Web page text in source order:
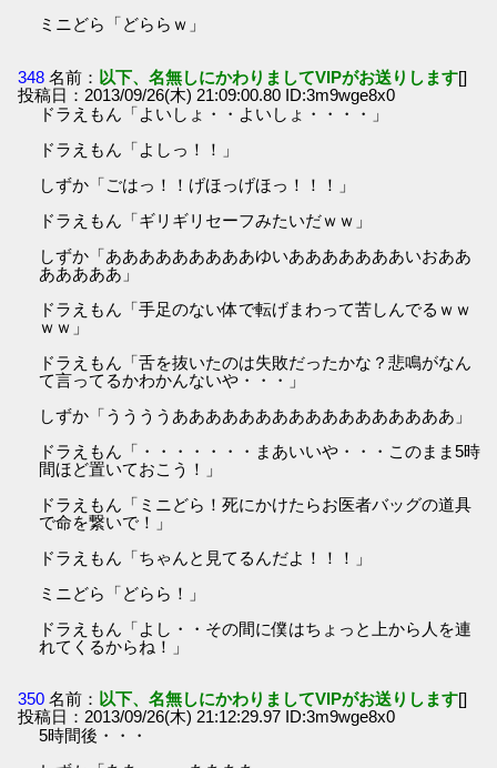
ミニどら「どららｗ」
348 名前： 以下、名無しにかわりましてVIPがお送りします[]
投稿日：2013/09/26(木) 21:09:00.80 ID:3m9wge8x0
ドラえもん「よいしょ・・よいしょ・・・・」
ドラえもん「よしっ！！」
しずか「ごはっ！！げほっげほっ！！！」
ドラえもん「ギリギリセーフみたいだｗｗ」
しずか「あああああああああゆいあああああああいおああ
あああああ」
ドラえもん「手足のない体で転げまわって苦しんでるｗｗ
ｗｗ」
ドラえもん「舌を抜いたのは失敗だったかな？悲鳴がなん
て言ってるかわかんないや・・・」
しずか「ううううあああああああああああああああああ」
ドラえもん「・・・・・・・まあいいや・・・このまま5時
間ほど置いておこう！」
ドラえもん「ミニどら！死にかけたらお医者バッグの道具
で命を繋いで！」
ドラえもん「ちゃんと見てるんだよ！！！」
ミニどら「どらら！」
ドラえもん「よし・・その間に僕はちょっと上から人を連
れてくるからね！」
350 名前： 以下、名無しにかわりましてVIPがお送りします[]
投稿日：2013/09/26(木) 21:12:29.97 ID:3m9wge8x0
5時間後・・・